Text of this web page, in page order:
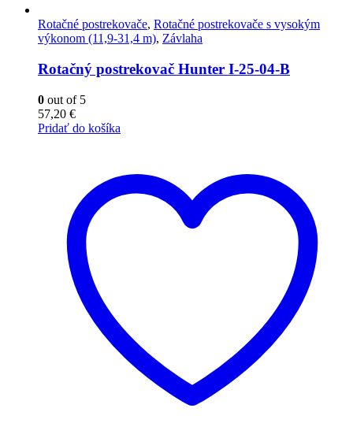
Rotačné postrekovače, Rotačné postrekovače s vysokým
výkonom (11,9-31,4 m), Závlaha
Rotačný postrekovač Hunter I-25-04-B
0 out of 5
57,20 €
Pridať do košíka